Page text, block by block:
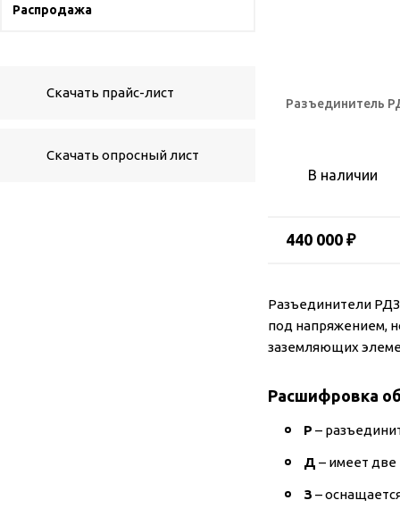
Распродажа
Скачать прайс-лист
Скачать опросный лист
Разъединитель
В наличии
440 000 ₽
Разъединители
под напряжением,
заземляющих
Расшифровка
Р –
Д – имеет две
З –